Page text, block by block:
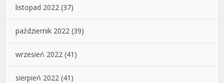
listopad 2022 (37)
październik 2022 (39)
wrzesień 2022 (41)
sierpień 2022 (41)